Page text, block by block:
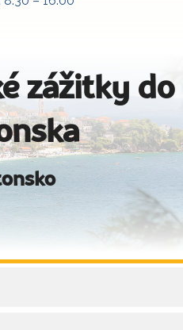
zážitky do